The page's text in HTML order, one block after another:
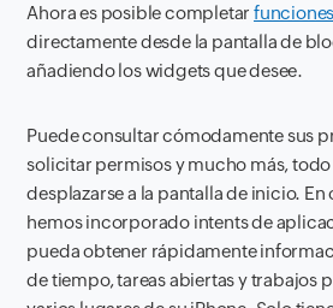
Ahora es posible completar
directamente desde la pantalla de
añadiendo los widgets que desee.
Puede consultar cómodamente sus
solicitar permisos y mucho más,
desplazarse a la pantalla de inicio.
hemos incorporado intents de
pueda obtener rápidamente
de tiempo, tareas abiertas y trabajos